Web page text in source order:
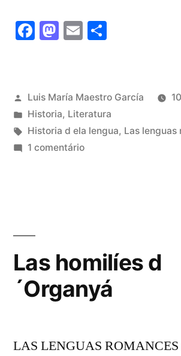
DE
LENGUAS
ROMANCES”
Facebook
Mastodon
Email
Publicado
por
Luis María Maestro García
Publicado
em
Historia, Literatura
Tags:
Historia d ela lengua, Las lenguas
1 comentárioem
ROMANCES
Las homilíes d
´Organyá
LAS LENGUAS